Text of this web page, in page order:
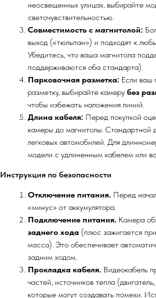
неосвещенных улицах, выбирайте
светочувствительностью.
Совместимость с магнитолой:
выход («тюльпан») и подходят к
Убедитесь, что ваша магнитола
поддерживаются оба стандарта).
Парковочная разметка: Если ваш
разметку, выбирайте камеру без
чтобы избежать наложения линий.
Длина кабеля: Перед покупкой
камеры до магнитолы. Стандартной
легковых автомобилей. Для
модели с удлиненным кабелем или
Инструкция по безопасности
Отключение питания. Перед
«минус» от аккумулятора.
Подключение питания. Камера
заднего хода (плюс зажигается
масса). Это обеспечивает
задним ходом.
Прокладка кабеля. Видеокабель
частей, источников тепла
которые могут создавать помехи.